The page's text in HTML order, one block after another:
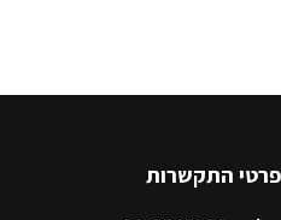
פרטי התקשרות